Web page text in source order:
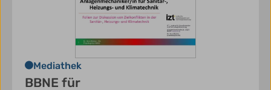
Mediathek
BBNE für